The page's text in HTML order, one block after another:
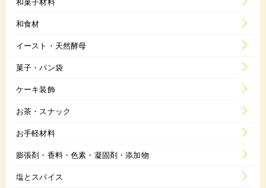
和食材
イースト・天然酵母
菓子・パン袋
ケーキ装飾
お茶・スナック
お手軽材料
膨張剤・香料・色素・凝固剤・添加物
塩とスパイス